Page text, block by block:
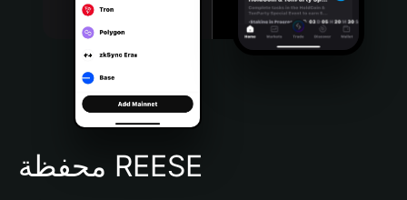
Português (Brasil)
Español (Argentina)
محفظة REESE